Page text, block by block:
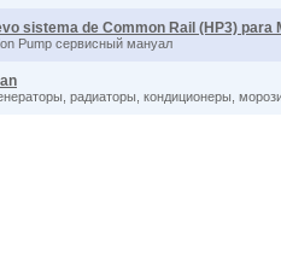
sistema de Common Rail (HP3) para
Pump сервисный мануал
радиаторы, кондиционеры,